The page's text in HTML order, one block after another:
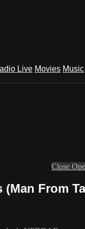
Live Movies Music
Close
(Man From